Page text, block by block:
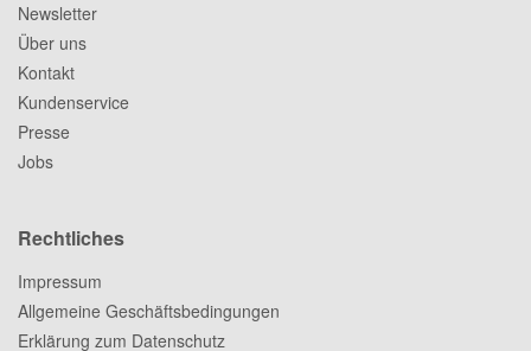
Newsletter
Über uns
Kontakt
Kundenservice
Presse
Jobs
Rechtliches
Impressum
Allgemeine Geschäftsbedingungen
Erklärung zum Datenschutz